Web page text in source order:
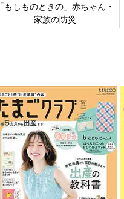
「もしものときの」赤ちゃん・
家族の防災